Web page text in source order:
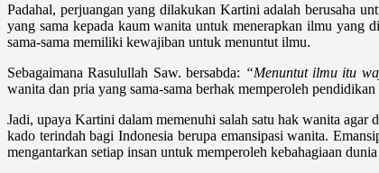
Padahal, perjuangan yang dilakukan Kartini adalah berusaha
yang sama kepada kaum wanita untuk menerapkan ilmu yang
sama-sama memiliki kewajiban untuk menuntut ilmu.
Sebagaimana Rasulullah Saw. bersabda: “Menuntut ilmu itu
wanita dan pria yang sama-sama berhak memperoleh
Jadi, upaya Kartini dalam memenuhi salah satu hak wanita
kado terindah bagi Indonesia berupa emansipasi wanita.
mengantarkan setiap insan untuk memperoleh kebahagiaan